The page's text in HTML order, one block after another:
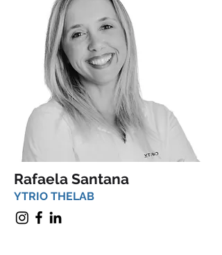
Rafaela Santana
YTRIO THELAB